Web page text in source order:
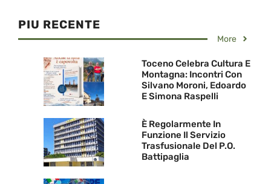
PIU RECENTE
More
Toceno Celebra Cultura E
Montagna: Incontri Con
Silvano Moroni, Edoardo
E Simona Raspelli
È Regolarmente In
Funzione Il Servizio
Trasfusionale Del P.O.
Battipaglia